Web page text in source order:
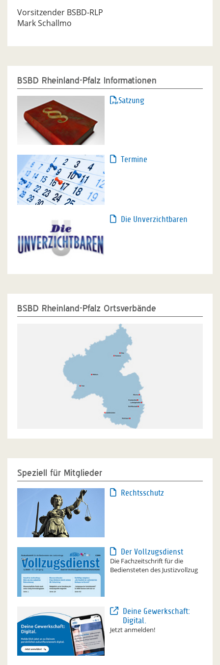
Vorsitzender BSBD-RLP
Mark Schallmo
BSBD Rheinland-Pfalz Informationen
Satzung
Termine
Die Unverzichtbaren
BSBD Rheinland-Pfalz Ortsverbände
Speziell für Mitglieder
Rechtsschutz
Der Vollzugsdienst
Die Fachzeitschrift für die
Bediensteten des Justizvollzug
Deine Gewerkschaft:
Digital.
Jetzt anmelden!